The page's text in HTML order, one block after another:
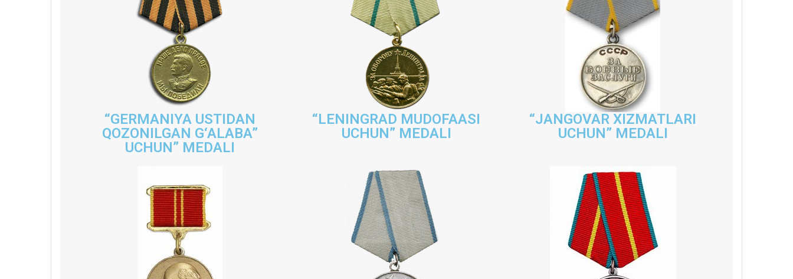
“GERMANIYA USTIDAN
QOZONILGAN G‘ALABA”
UCHUN” MEDALI
“LENINGRAD MUDOFAASI
UCHUN” MEDALI
“JANGOVAR XIZMATLARI
UCHUN” MEDALI